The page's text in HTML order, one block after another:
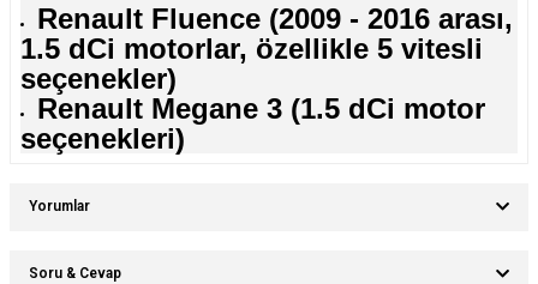
Renault Fluence (2009 - 2016 arası,
1.5 dCi motorlar, özellikle 5 vitesli
seçenekler)
Renault Megane 3 (1.5 dCi motor
seçenekleri)
Yorumlar
Soru & Cevap